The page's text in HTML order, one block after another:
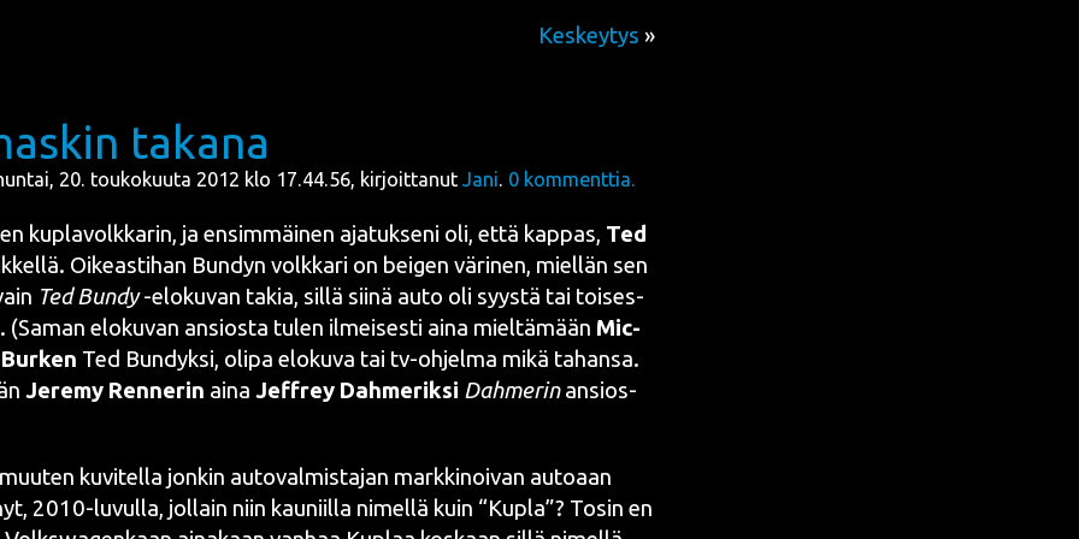
Keskeytys »
takana
20. toukokuuta 2012 klo 17.44.56, kirjoittanut Jani. 0 kommenttia.
kupla­volk­ka­rin, ja ensim­mäi­nen aja­tuk­se­ni oli, että kap­pas, Ted
Oikeas­ti­han Bun­dyn volk­ka­ri on bei­gen väri­nen, miel­län sen
Ted Bun­dy-elo­ku­van takia, sil­lä sii­nä auto oli syys­tä tai toi­ses­
(Saman elo­ku­van ansios­ta tulen ilmei­ses­ti aina miel­tä­mään Mic­
Ted Bun­dyk­si, oli­pa elo­ku­va tai tv-ohjel­ma mikä tahan­sa.
Jere­my Ren­ne­rin aina Jef­frey Dah­me­rik­si Dah­me­rinansios­
kuvi­tel­la jon­kin auto­val­mis­ta­jan mark­ki­noi­van auto­aan
2010-luvul­la, jol­lain niin kau­niil­la nimel­lä kuin “Kupla”? Tosin en